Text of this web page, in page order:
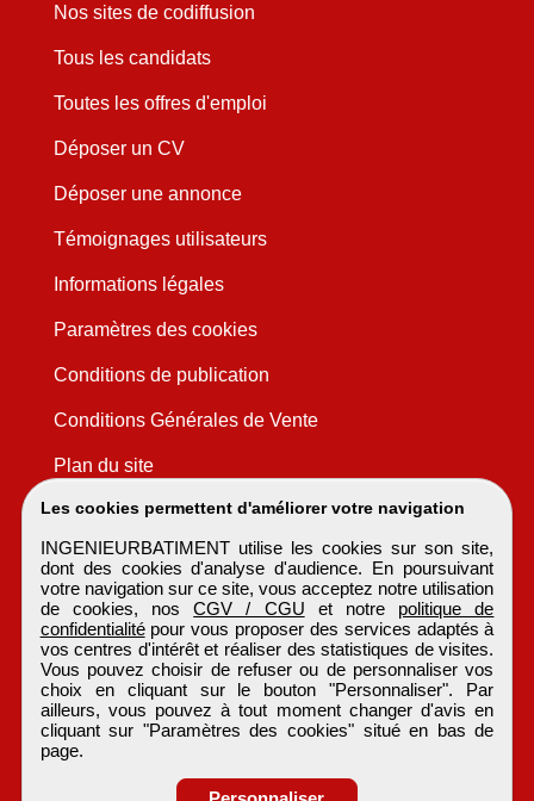
Les cookies permettent d'améliorer votre navigation
INGENIEURBATIMENT utilise les cookies sur son site,
dont des cookies d'analyse d'audience. En poursuivant
votre navigation sur ce site, vous acceptez notre utilisation
de cookies, nosCGV / CGU et notre politique de
confidentialitépour vous proposer des services adaptés à
vos centres d'intérêt et réaliser des statistiques de visites.
Vous pouvez choisir de refuser ou de personnaliser vos
choix en cliquant sur le bouton "Personnaliser". Par
ailleurs, vous pouvez à tout moment changer d'avis en
cliquant sur "Paramètres des cookies" situé en bas de
page.
Nos sites de codiffusion
Tous les candidats
Toutes les offres d'emploi
Déposer un CV
Déposer une annonce
Témoignages utilisateurs
Informations légales
Paramètres des cookies
Conditions de publication
Conditions Générales de Vente
Plan du site